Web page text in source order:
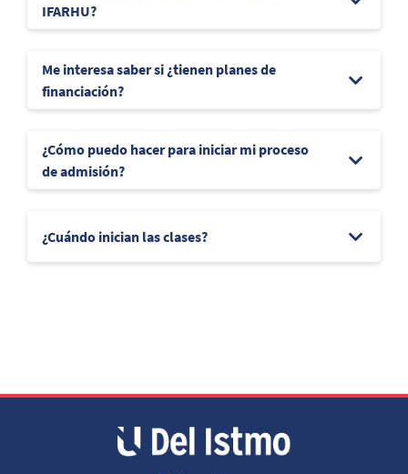
IFARHU?
Me interesa saber si ¿tienen planes de
financiación?
¿Cómo puedo hacer para iniciar mi proceso
de admisión?
¿Cuándo inician las clases?